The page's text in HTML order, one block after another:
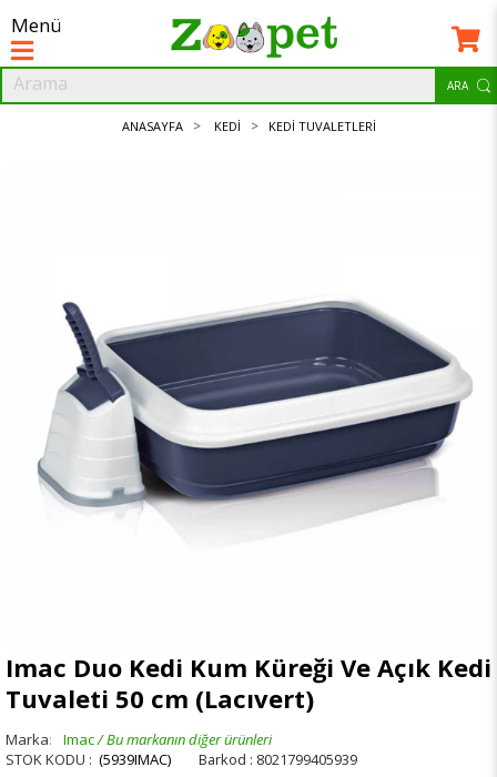
Menü
ANASAYFA KEDI KEDI TUVALETLERI
Imac Duo Kedi Kum Küreği Ve Açık Kedi
Tuvaleti 50 cm (Lacıvert)
Marka:
Imac
(5939IMAC)
Barkod : 8021799405939